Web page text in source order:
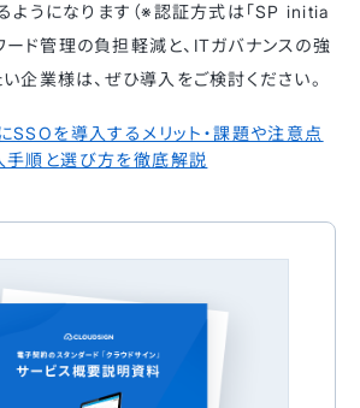
ようになります（※認証方式は「SP initia
ード管理の負担軽減と、ITガバナンスの強
企業様は、ぜひ導入をご検討ください。
SSOを導入するメリット・課題や注意点
手順と選び方を徹底解説